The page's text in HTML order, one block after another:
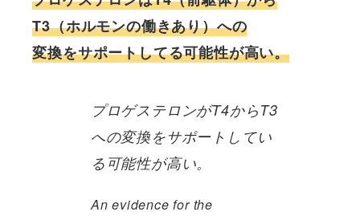
T3（ホルモンの働きあり）への
変換をサポートしてる可能性が高い。
プロゲステロンがT4からT3
への変換をサポートしてい
る可能性が高い。
An evidence for the